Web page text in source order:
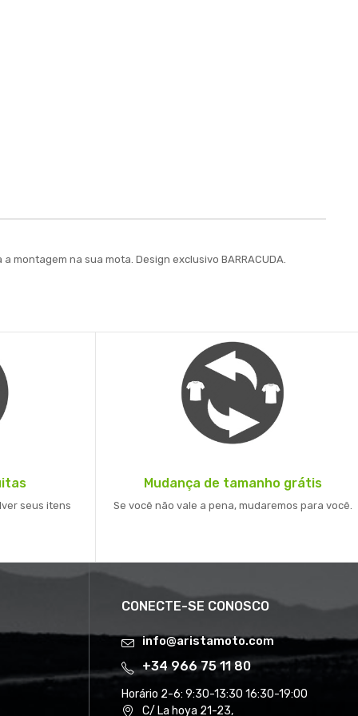
na sua mota. Design exclusivo BARRACUDA.
seus itens
Mudança de tamanho grátis
Se você não vale a pena, mudaremos para você.
CONECTE-SE CONOSCO
info@aristamoto.com
+34 966 75 11 80
Horário 2-6: 9:30-13:30 16:30-19:00
C/ La hoya 21-23,